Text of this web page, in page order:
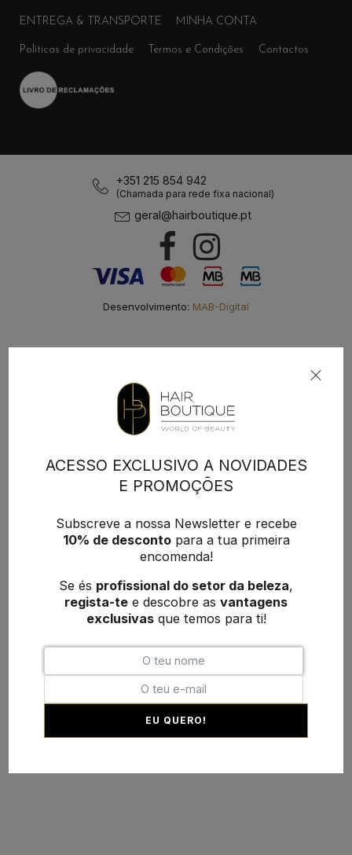
ENTREGA & TRANSPORTE MINHA CONTA
Políticas de privacidade Termos e Condições Contactos
+351 215 854 942
(Chamada para rede fixa nacional)
geral@hairboutique.pt
Desenvolvimento: MAB-Digital
ACESSO EXCLUSIVO A NOVIDADES
E PROMOÇÕES
Subscreve a nossa Newsletter e recebe
10% de descontopara a tua primeira
encomenda!
Se és profissional do setor da beleza,
regista-te e descobre as vantagens
exclusivasque temos para ti!
EU QUERO!